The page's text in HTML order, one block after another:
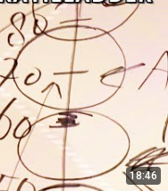
18:46